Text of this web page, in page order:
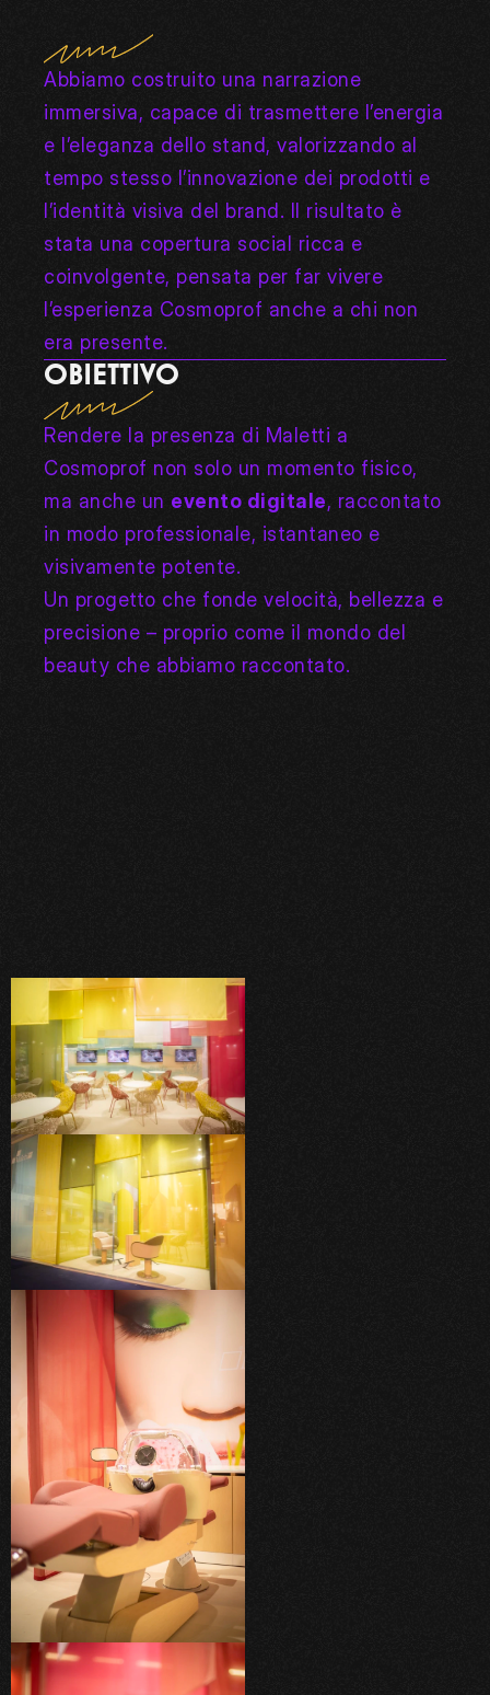
Abbiamo costruito una narrazione
immersiva, capace di trasmettere l’energia
e l’eleganza dello stand, valorizzando al
tempo stesso l’innovazione dei prodotti e
l’identità visiva del brand. Il risultato è
stata una copertura social ricca e
coinvolgente, pensata per far vivere
l’esperienza Cosmoprof anche a chi non
era presente.
OBIETTIVO
Rendere la presenza di Maletti a
Cosmoprof non solo un momento fisico,
ma anche un evento digitale, raccontato
in modo professionale, istantaneo e
visivamente potente.
Un progetto che fonde velocità, bellezza e
precisione – proprio come il mondo del
beauty che abbiamo raccontato.